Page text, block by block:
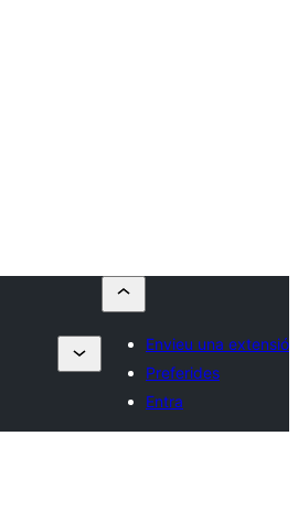
Envieu una extensió
Preferides
Entra